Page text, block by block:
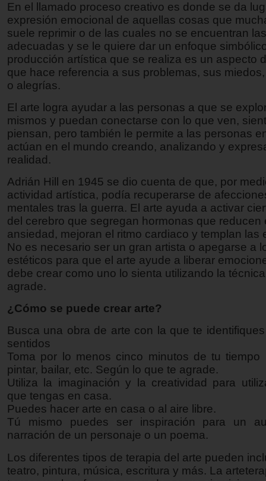
En el llamado proceso creativo es donde se da
expresión emocional de aquellas cosas que
suele reprimir o de las cuales no se encuentran
adecuadas y se le quiere dar un enfoque
producción artística que se realiza es un aspecto
que hace referencia a sus problemas, sus
o alegrías.
El arte logra ayudar a las personas a que se
mismos y puedan conectarse con lo que ven,
piensan, pero también le permite a las personas
actúan en el mundo creando, analizando y
realidad.
Adrián Hill en 1945 se dio cuenta de que, por
actividad artística, podía recuperarse de
mentales tras la guerra. El arte ayuda a activar
del cerebro que segregan hormonas que reducen
ansiedad, mejoran el ritmo cardiaco y templan las
No es necesario ser un gran artista o apegarse a
estéticos para que el arte ayude a liberar
debe crear como uno lo sienta utilizando la
agrade.
¿Cómo se puede crear arte?
Busca una obra de arte con la que te
sentidos
Toma por lo menos cinco minutos de tu tiempo
pintar, bailar, etc. Según lo que te agrade.
Utiliza la imaginación y la creatividad para
que tengas en casa.
Puedes hacer arte en casa o al aire libre.
Tú mismo puedes ser inspiración para un
narración de un personaje o un poema.
Los diferentes tipos de terapia del arte pueden
teatro, pintura, música, escritura y más. La